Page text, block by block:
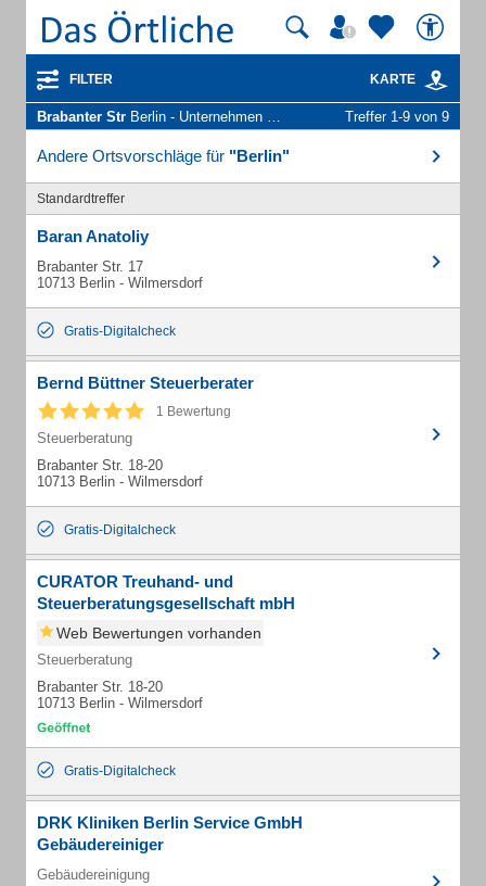
FILTER KARTE
Brabanter Str Berlin - Unternehmen und Personen Treffer 1-9 von 9
Andere Ortsvorschläge für "Berlin"
Standardtreffer
Baran Anatoliy
Brabanter Str. 17
10713 Berlin - Wilmersdorf
Gratis-Digitalcheck
Bernd Büttner Steuerberater
1 Bewertung
Steuerberatung
Brabanter Str. 18-20
10713 Berlin - Wilmersdorf
Gratis-Digitalcheck
CURATOR Treuhand- und
Steuerberatungsgesellschaft mbH
Web Bewertungen vorhanden
Steuerberatung
Brabanter Str. 18-20
10713 Berlin - Wilmersdorf
Gratis-Digitalcheck
DRK Kliniken Berlin Service GmbH
Gebäudereiniger
Gebäudereinigung